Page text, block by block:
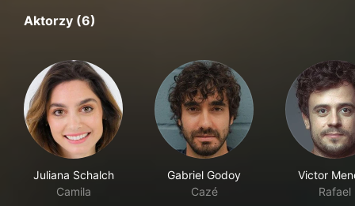
Aktorzy (6)
Juliana Schalch
Camila
Gabriel Godoy
Cazé
Victor
Rafael